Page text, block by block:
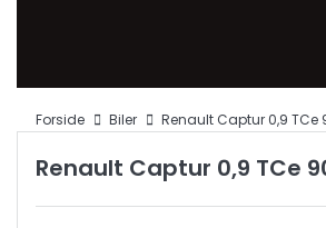
Forside Biler Renault Captur 0,9 TCe
Renault Captur 0,9 TCe